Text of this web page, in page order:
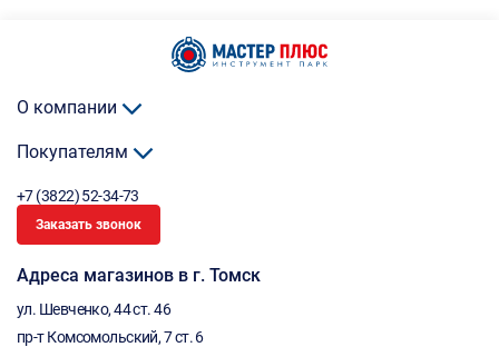
О компании
Покупателям
+7 (3822) 52-34-73
Заказать звонок
Адреса магазинов в г. Томск
ул. Шевченко, 44 ст. 46
пр-т Комсомольский, 7 ст. 6